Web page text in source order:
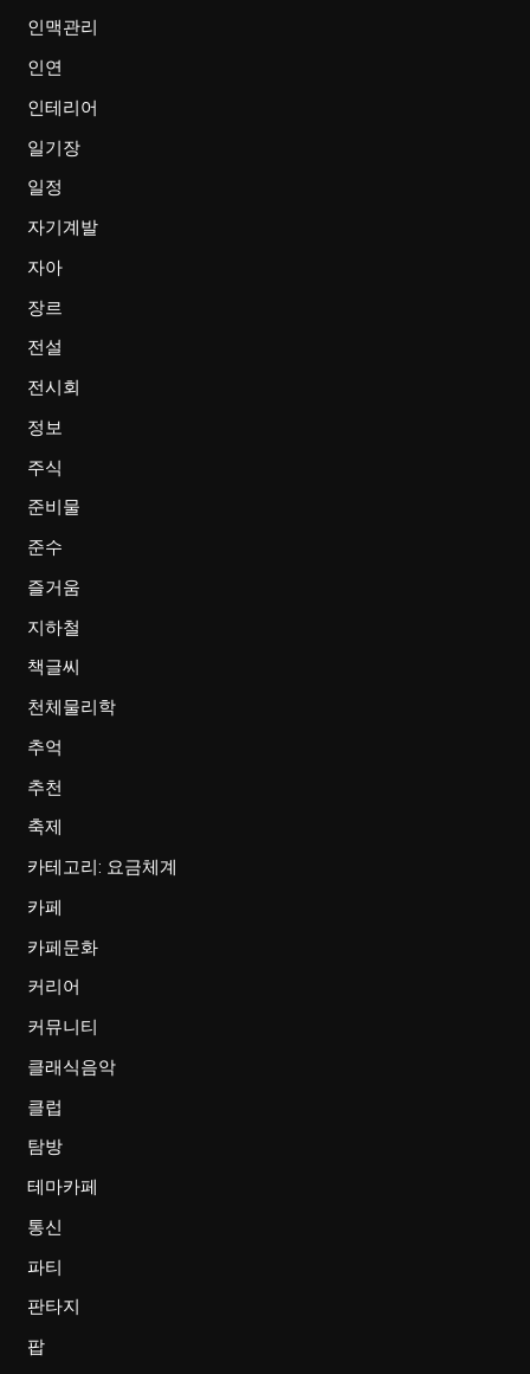
인맥관리
인연
인테리어
일기장
일정
자기계발
자아
장르
전설
전시회
정보
주식
준비물
준수
즐거움
지하철
책글씨
천체물리학
추억
추천
축제
카테고리: 요금체계
카페
카페문화
커리어
커뮤니티
클래식음악
클럽
탐방
테마카페
통신
파티
판타지
팝